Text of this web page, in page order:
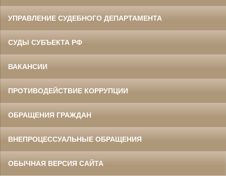
УПРАВЛЕНИЕ СУДЕБНОГО ДЕПАРТАМЕНТА
СУДЫ СУБЪЕКТА РФ
ВАКАНСИИ
ПРОТИВОДЕЙСТВИЕ КОРРУПЦИИ
ОБРАЩЕНИЯ ГРАЖДАН
ВНЕПРОЦЕССУАЛЬНЫЕ ОБРАЩЕНИЯ
ОБЫЧНАЯ ВЕРСИЯ САЙТА